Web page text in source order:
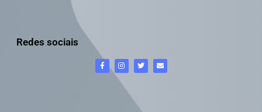
Redes sociais